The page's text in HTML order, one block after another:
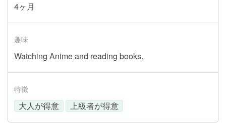
4ヶ月
趣味
Watching Anime and reading books.
特徴
大人が得意 上級者が得意